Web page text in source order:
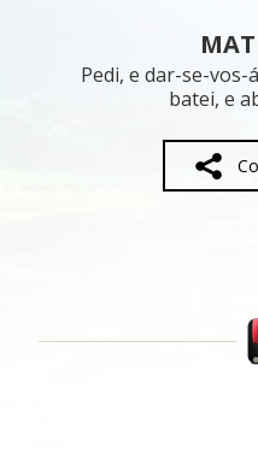
Pedi, e dar-se-vos-
batei, e